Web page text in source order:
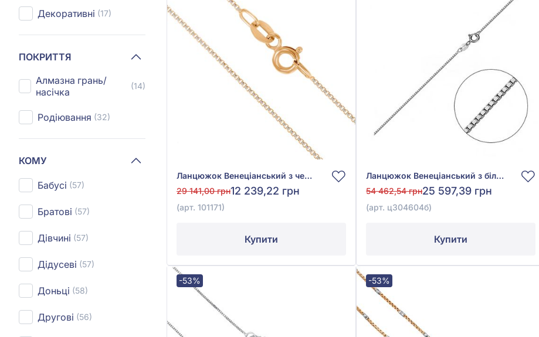
Декоративні (17)
ПОКРИТТЯ
Алмазна грань/
насічка
(14)
Родіювання (32)
КОМУ
Бабусі (57)
Братові (57)
Дівчині (57)
Дідусеві (57)
Доньці (58)
Другові (56)
Ланцюжок Венеціанський з червоно-білого золота 585°, арт. 101171
29 141,00 грн12 239,22 грн
(арт. 101171)
Купити
Ланцюжок Венеціанський з білого золота 585° без вставки, арт. ц304604б
54 462,54 грн25 597,39 грн
(арт. ц304604б)
Купити
-53% -53%